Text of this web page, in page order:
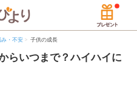
・不安 子供の成長
らいつまで？ハイハイに